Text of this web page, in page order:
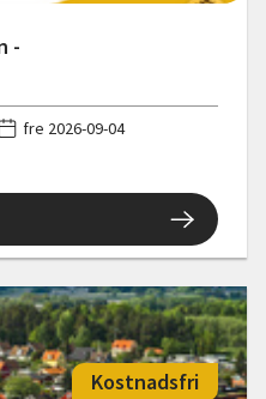
-
fre 2026-09-04
Kostnadsfri